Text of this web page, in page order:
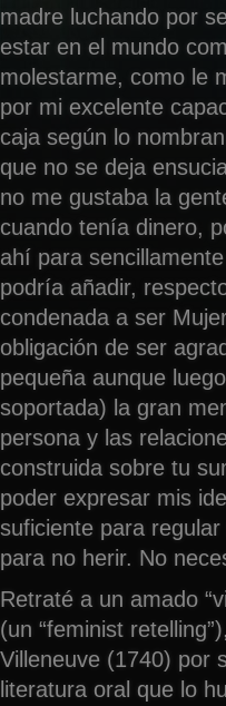
madre luchando por
estar en el mundo
molestarme, como le
por mi excelente
caja según lo
que no se deja
no me gustaba la
cuando tenía dinero,
ahí para
podría añadir,
condenada a ser
obligación de ser
pequeña aunque
soportada) la gran
persona y las
construida sobre tu
poder expresar mis
suficiente para
para no herir. No
Retraté a un amado
(un “feminist
Villeneuve (1740) por
literatura oral que lo